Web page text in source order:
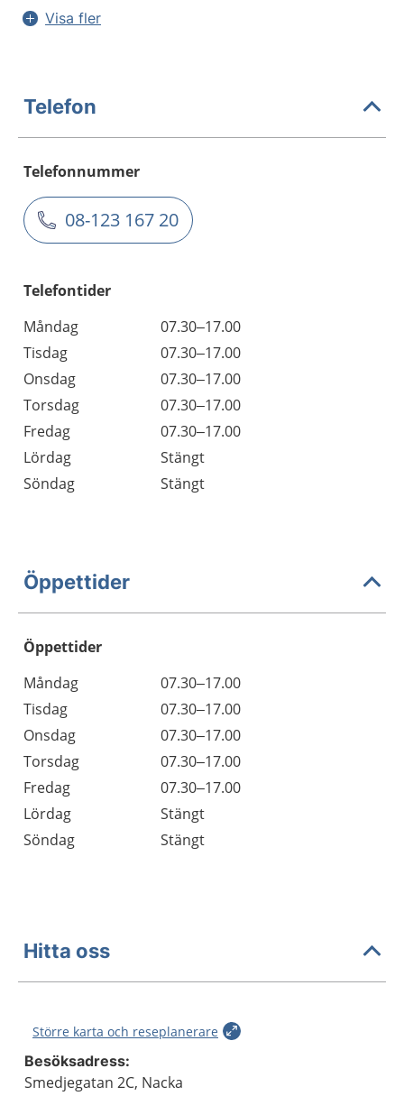
Visa fler
Telefon
Telefonnummer
08-123 167 20
Telefontider
Måndag
07.30–17.00
Tisdag
07.30–17.00
Onsdag
07.30–17.00
Torsdag
07.30–17.00
Fredag
07.30–17.00
Lördag
Stängt
Söndag
Stängt
Öppettider
Öppettider
Dag
Öppettider
Kommentarer
Måndag
07.30–17.00
Tisdag
07.30–17.00
Onsdag
07.30–17.00
Torsdag
07.30–17.00
Fredag
07.30–17.00
Lördag
Stängt
Söndag
Stängt
Hitta oss
Större karta och reseplanerare
Besöksadress:
Smedjegatan 2C, Nacka